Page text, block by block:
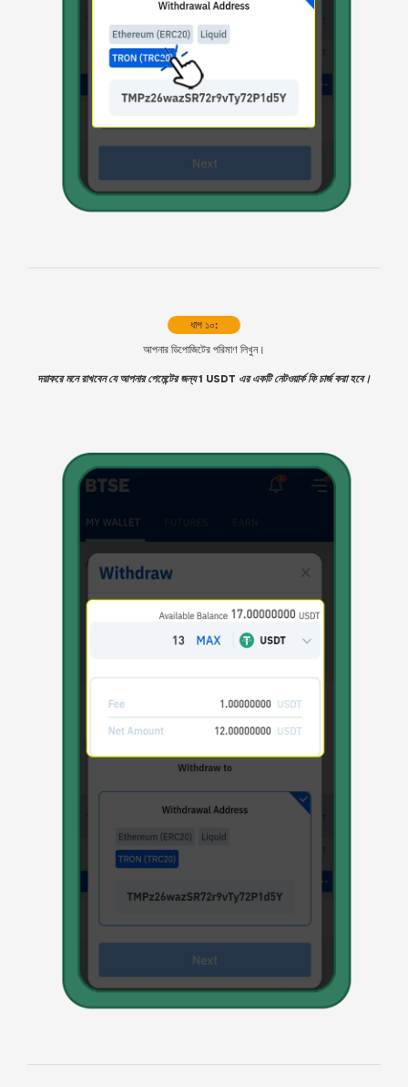
ধাপ ১০:
আপনার ডিপোজিটের পরিমাণ লিখুন।
দয়াকরে মনে রাখবেন যে আপনার পেমেন্টের জন্য 1 USDT এর একটি নেটওয়ার্ক ফি চার্জ করা হবে।